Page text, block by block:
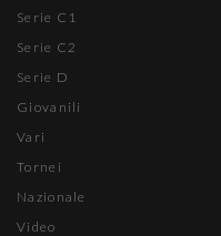
Serie C1
Serie C2
Serie D
Giovanili
Vari
Tornei
Nazionale
Video